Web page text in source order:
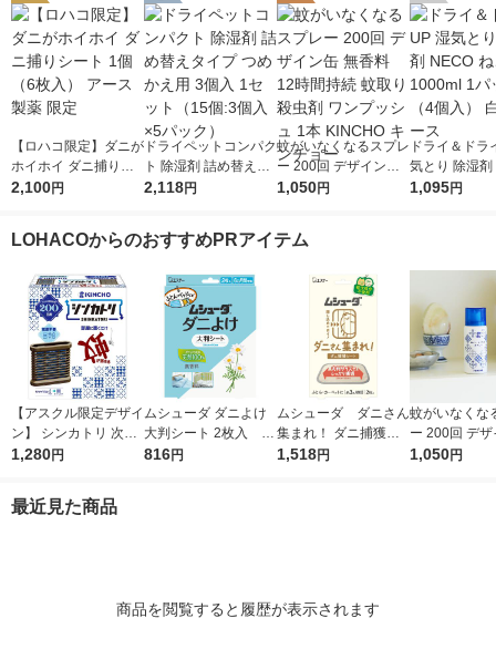
【ロハコ限定】ダニが
ホイホイ ダニ捕りシ
ート 1個（6枚入） ア
2,100円
ドライペットコンパク
ト 除湿剤 詰め替えタ
イプ つめかえ用 3個
2,118円
蚊がいなくなるスプレ
ー 200回 デザイン缶
無香料 12時間持続 蚊
ンチョー
1,050円
ドライ＆ドラ
気とり 除湿剤
ねこ 1000ml
1,095円
LOHACOからのおすすめPRアイテム
【アスクル限定デザイ
ン】 シンカトリ 次世
代型 屋内蚊取り 電源
KINCHO キンチョー 1
1,280円
ムシューダ ダニよけ
大判シート 2枚入 ダ
ニ除け エステー
816円
ムシューダ ダニさん
集まれ！ ダニ捕獲シ
ート 1個（2枚入） エ
1,518円
蚊がいなくな
ー 200回 デザ
無香料 12時
1,050円
最近見た商品
商品を閲覧すると履歴が表示されます